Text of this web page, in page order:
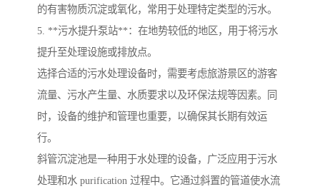
的有害物质沉淀或氧化，常用于处理特定类型的污水。
5. **污水提升泵站**：在地势较低的地区，用于将污水
提升至处理设施或排放点。
选择合适的污水处理设备时，需要考虑旅游景区的游客
流量、污水产生量、水质要求以及环保法规等因素。同
时，设备的维护和管理也重要，以确保其长期有效运
行。
斜管沉淀池是一种用于水处理的设备，广泛应用于污水
处理和水 purification 过程中。它通过斜置的管道使水流